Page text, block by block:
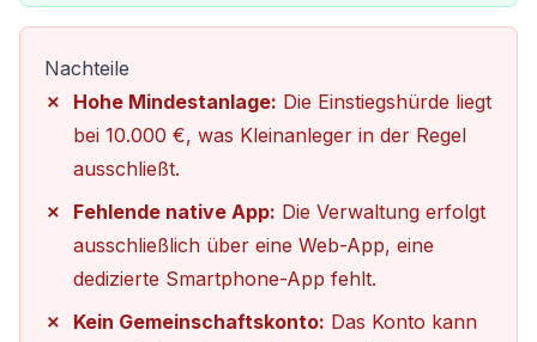
Nachteile
Hohe Mindestanlage: Die Einstiegshürde liegt
bei 10.000 €, was Kleinanleger in der Regel
ausschließt.
Fehlende native App: Die Verwaltung erfolgt
ausschließlich über eine Web-App, eine
dedizierte Smartphone-App fehlt.
Kein Gemeinschaftskonto: Das Konto kann